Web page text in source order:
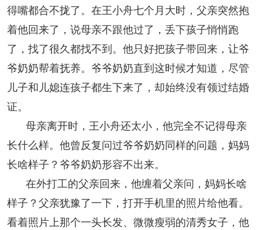
得嘴都合不拢了。在王小舟七个月大时，父亲突然抱
着他回来了，说母亲不跟他过了，丢下孩子悄悄跑
了，找了很久都找不到。他只好把孩子带回来，让爷
爷奶奶帮着抚养。爷爷奶奶直到这时候才知道，尽管
儿子和儿媳连孩子都生下来了，却始终没有领过结婚
证。
母亲离开时，王小舟还太小，他完全不记得母亲
长什么样。他曾反复问过爷爷奶奶同样的问题，妈妈
长啥样子？爷爷奶奶形容不出来。
在外打工的父亲回来，他缠着父亲问，妈妈长啥
样子？父亲犹豫了一下，打开手机里的照片给他看。
看着照片上那个一头长发、微微瘦弱的清秀女子，他